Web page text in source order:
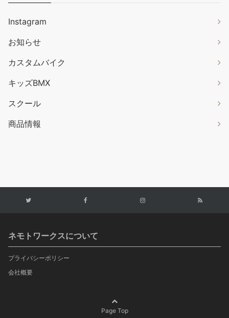
Instagram
お知らせ
カスタムバイク
キッズBMX
スクール
商品情報
ネモトワークスについて
プライバシーポリシー
会社概要
Page Top